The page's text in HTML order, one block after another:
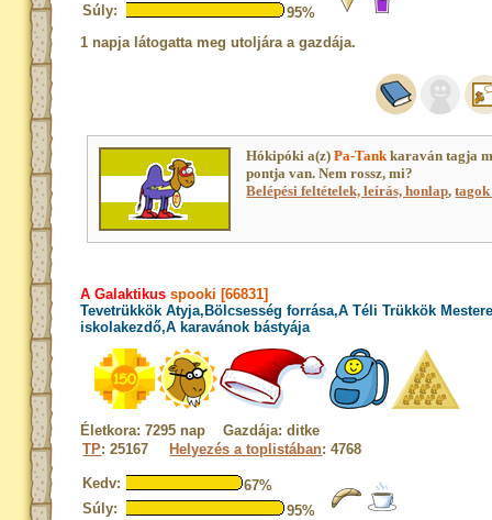
Súly:
95%
1 napja látogatta meg utoljára a gazdája.
Hókipóki a(z)Pa-Tankkaraván tagja
pontja van. Nem rossz, mi?
Belépési feltételek, leírás, honlap,
A Galaktikus spooki [66831]
Tevetrükkök Atyja,Bölcsesség forrása,A Téli Trükkök
iskolakezdő,A karavánok bástyája
Életkora: 7295 nap Gazdája: ditke
TP: 25167 Helyezés a toplistában: 4768
Kedv:
67%
Súly:
95%